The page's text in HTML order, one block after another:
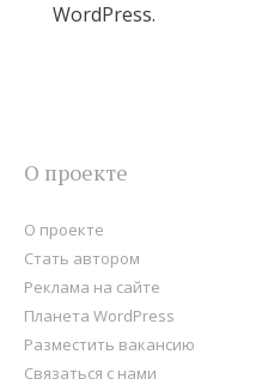
WordPress.
О проекте
О проекте
Стать автором
Реклама на сайте
Планета WordPress
Разместить вакансию
Связаться с нами